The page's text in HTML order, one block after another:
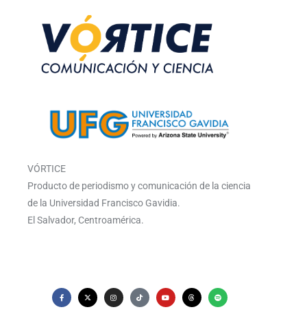
VÓRTICE
Producto de periodismo y comunicación de la ciencia
de la Universidad Francisco Gavidia.
El Salvador, Centroamérica.